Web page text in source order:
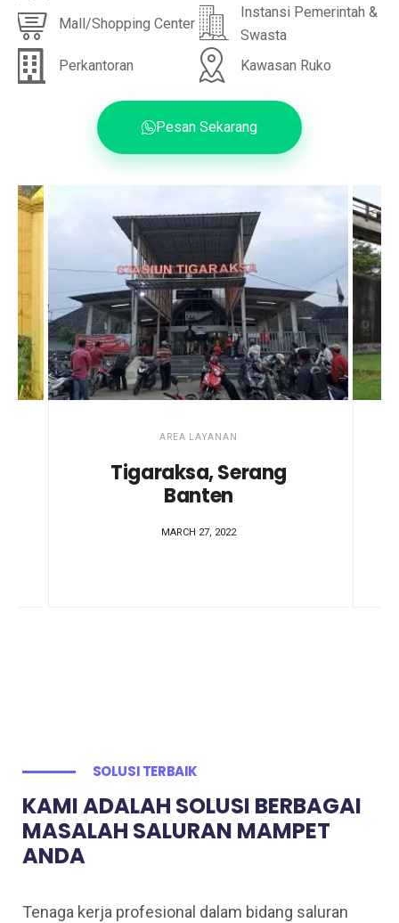
Mall/Shopping Center
Instansi Pemerintah &
Swasta
Perkantoran
Kawasan Ruko
Pesan Sekarang
AREA LAYANAN
Tigaraksa, Serang
Banten
MARCH 27, 2022
SOLUSI TERBAIK
KAMI ADALAH SOLUSI BERBAGAI
MASALAH SALURAN MAMPET
ANDA
Tenaga kerja profesional dalam bidang saluran